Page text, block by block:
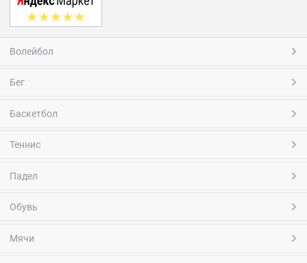
Волейбол
Бег
Баскетбол
Теннис
Падел
Обувь
Мячи